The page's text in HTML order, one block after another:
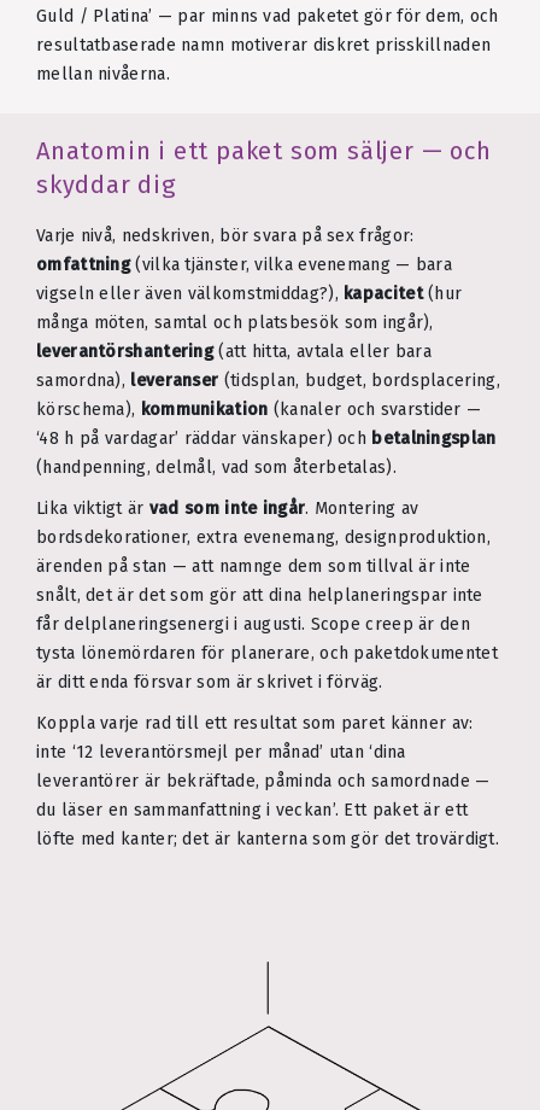
Guld / Platina’ — par minns vad paketet gör för dem, och
resultatbaserade namn motiverar diskret prisskillnaden
mellan nivåerna.
Anatomin i ett paket som säljer — och
skyddar dig
Varje nivå, nedskriven, bör svara på sex frågor:
omfattning(vilka tjänster, vilka evenemang — bara
vigseln eller även välkomstmiddag?), kapacitet(hur
många möten, samtal och platsbesök som ingår),
leverantörshantering(att hitta, avtala eller bara
samordna), leveranser (tidsplan, budget, bordsplacering,
körschema), kommunikation (kanaler och svarstider —
‘48 h på vardagar’ räddar vänskaper) och betalningsplan
(handpenning, delmål, vad som återbetalas).
Lika viktigt är vad som inte ingår. Montering av
bordsdekorationer, extra evenemang, designproduktion,
ärenden på stan — att namnge dem som tillval är inte
snålt, det är det som gör att dina helplaneringspar inte
får delplaneringsenergi i augusti. Scope creep är den
tysta lönemördaren för planerare, och paketdokumentet
är ditt enda försvar som är skrivet i förväg.
Koppla varje rad till ett resultat som paret känner av:
inte ‘12 leverantörsmejl per månad’ utan ‘dina
leverantörer är bekräftade, påminda och samordnade —
du läser en sammanfattning i veckan’. Ett paket är ett
löfte med kanter; det är kanterna som gör det trovärdigt.